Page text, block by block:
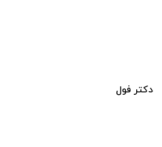
دکتر فول